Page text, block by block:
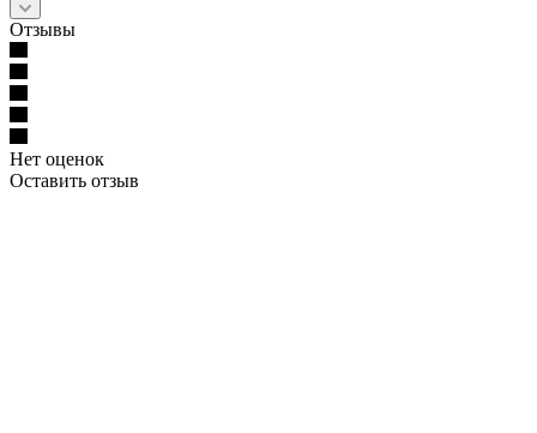
Отзывы
Нет оценок
Оставить отзыв